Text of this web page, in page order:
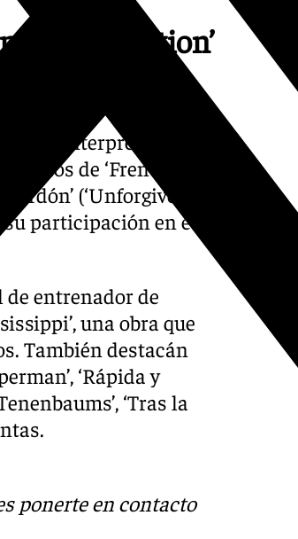
Connection’
cuya interpretación en
de ‘French
(‘Unforgiven’)
participación en este
de entrenador de
una obra que
También destacán
‘Rápida y
‘Tras la
ponerte en contacto